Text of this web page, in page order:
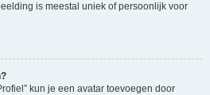
is meestal uniek of persoonlijk voor
kun je een avatar toevoegen door